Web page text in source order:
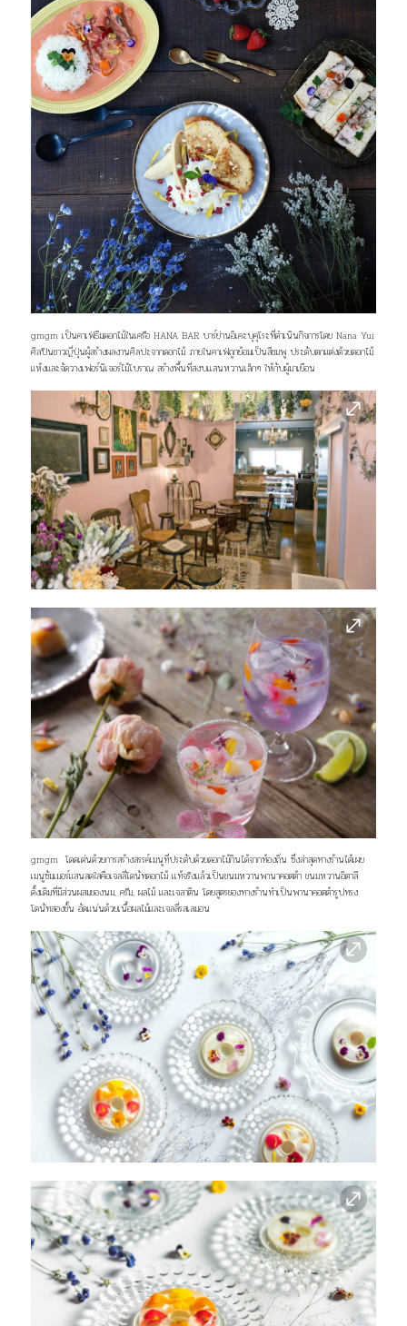
gmgm เป็นคาเฟ่ธีมดอกไม้ในเครือ HANA BAR บาร์ย่านอิเคะบุคุโระที่ดำเนินกิจการโดย Nana Yui
ศิลปินชาวญี่ปุ่นผู้สร้างผลงานศิลปะจากดอกไม้ ภายในคาเฟ่ถูกย้อมเป็นสีชมพู ประดับตกแต่งด้วยดอกไม้
แห้งและจัดวางเฟอร์นิเจอร์ไม้โบราณ สร้างพื้นที่สงบเเสนหวานเล็กๆ ให้กับผู้มาเยือน
gmgm โดดเด่นด้วยการสร้างสรรค์เมนูที่ประดับด้วยดอกไม้กินได้จากท้องถิ่น ซึ่งล่าสุดทางร้านได้เผย
เมนูซัมเมอร์แสนสดใสคือเจลลี่โดนัทดอกไม้ เเท้จริงแล้วเป็นขนมหวานพานาคอตต้า ขนมหวานอิตาลี
ดั้งเดิมที่มีส่วนผสมของนม, ครีม, ผลไม้ และเจลาติน โดยสูตรของทางร้านทำเป็นพานาคอตต้ารูปทรง
โดนัทสองชั้น อัดแน่นด้วยเนื้อผลไม้และเจลลี่รสเลมอน